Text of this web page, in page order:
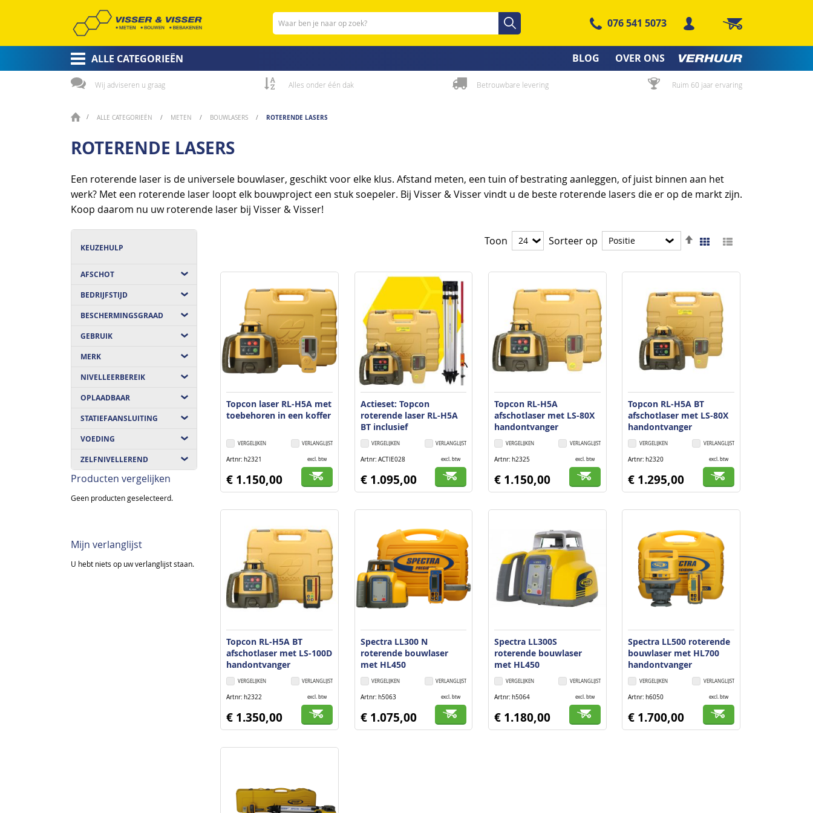
Zoeken Zoeken
076 541 5073 Winkelwagen
ALLE CATEGORIEËN BLOG OVER ONS
Wij adviseren u graag Alles onder één dak Betrouwbare levering Ruim 60 jaar ervaring
ALLE CATEGORIEËN METEN BOUWLASERS ROTERENDE LASERS
ROTERENDE LASERS
Een roterende laser is de universele bouwlaser, geschikt voor elke klus. Afstand meten, een tuin of bestrating aanleggen, of juist binnen aan het
werk? Met een roterende laser loopt elk bouwproject een stuk soepeler. Bij Visser & Visser vindt u de beste roterende lasers die er op de markt zijn.
Koop daarom nu uw roterende laser bij Visser & Visser!
Tonen
Foto-
tabel
Toon Sorteer op
Van
naar
sorteren
Topcon laser RL-H5A met
toebehoren in een koffer
VERLANGLIJST
VERGELIJKEN
Artnr h2321 excl. btw
€ 1.150,00
Actieset: Topcon
roterende laser RL-H5A
BT inclusief
handontvanger, statief
en flexilat
VERLANGLIJST
VERGELIJKEN
Artnr ACTIE028 excl. btw
€ 1.095,00
Topcon RL-H5A
afschotlaser met LS-80X
handontvanger
VERLANGLIJST
VERGELIJKEN
Artnr h2325 excl. btw
€ 1.150,00
Topcon RL-H5A BT
afschotlaser met LS-80X
handontvanger
VERLANGLIJST
VERGELIJKEN
Artnr h2320 excl. btw
€ 1.295,00
Topcon RL-H5A BT
afschotlaser met LS-100D
handontvanger
VERLANGLIJST
VERGELIJKEN
Artnr h2322 excl. btw
€ 1.350,00
Spectra LL300 N
roterende bouwlaser
met HL450
handontvanger
VERLANGLIJST
VERGELIJKEN
Artnr h5063 excl. btw
€ 1.075,00
Spectra LL300S
roterende bouwlaser
met HL450
handontvanger
VERLANGLIJST
VERGELIJKEN
Artnr h5064 excl. btw
€ 1.180,00
Spectra LL500 roterende
bouwlaser met HL700
handontvanger
VERLANGLIJST
VERGELIJKEN
Artnr h6050 excl. btw
€ 1.700,00
KEUZEHULP
AFSCHOT
BEDRIJFSTIJD
BESCHERMINGSGRAAD
GEBRUIK
MERK
NIVELLEERBEREIK
OPLAADBAAR
STATIEFAANSLUITING
VOEDING
ZELFNIVELLEREND
Producten vergelijken
Geen producten geselecteerd.
Mijn verlanglijst
U hebt niets op uw verlanglijst staan.